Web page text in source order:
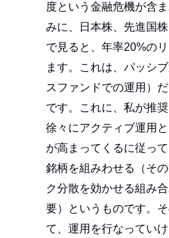
度という金融危機が含
みに、日本株、先進国
で見ると、年率20%の
ます。これは、パッシ
スファンドでの運用）
です。これに、私が推奨
徐々にアクティブ運用
が高まってくるに従っ
銘柄を組みわせる（そ
ク分散を効かせる組み
要）というものです。
て、運用を行なってい